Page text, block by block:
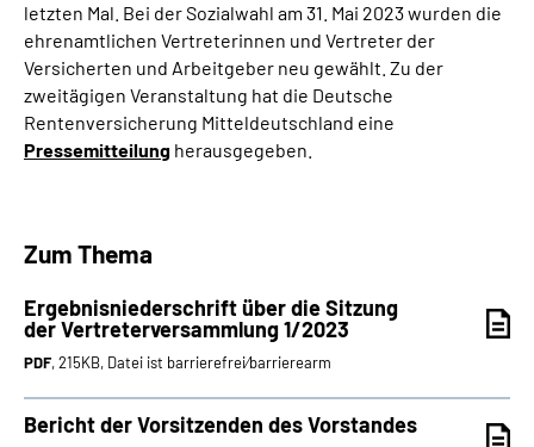
Suche
Mein Kundenportal
letzten Mal. Bei der Sozialwahl am 31. Mai 2023 wurden die
ehrenamtlichen Vertreterinnen und Vertreter der
Versicherten und Arbeitgeber neu gewählt. Zu der
zweitägigen Veranstaltung hat die Deutsche
Rentenversicherung Mitteldeutschland eine
Pressemitteilung herausgegeben.
Zum Thema
Ergebnisniederschrift über die Sitzung
der Vertreterversammlung 1/2023
PDF, 215KB, Datei ist barrierefrei⁄barrierearm
Bericht der Vorsitzenden des Vorstandes